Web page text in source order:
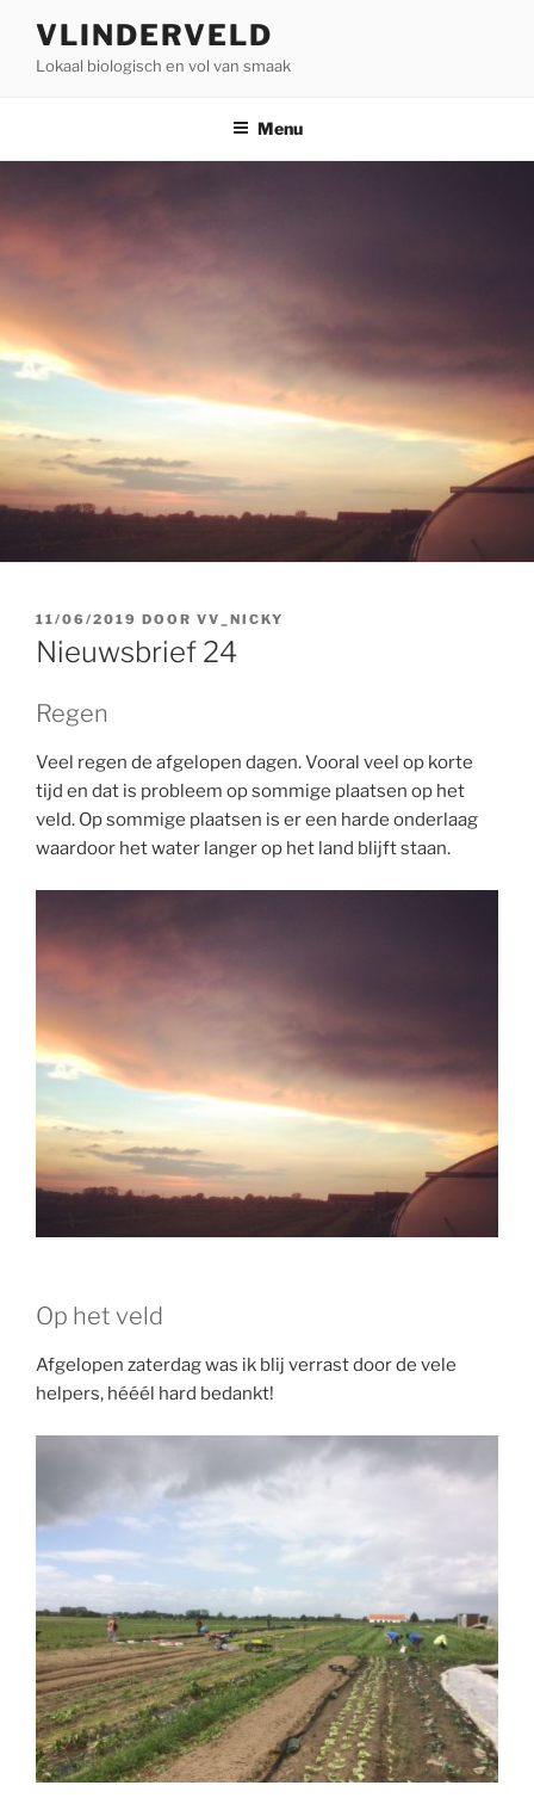
VLINDERVELD
Lokaal biologisch en vol van smaak
Menu
GEPLAATST
OP
11/06/2019 DOOR VV_NICKY
Nieuwsbrief 24
Regen
Veel regen de afgelopen dagen. Vooral veel op korte
tijd en dat is probleem op sommige plaatsen op het
veld. Op sommige plaatsen is er een harde onderlaag
waardoor het water langer op het land blijft staan.
Op het veld
Afgelopen zaterdag was ik blij verrast door de vele
helpers, hééél hard bedankt!